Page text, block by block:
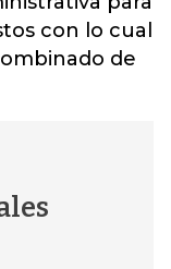
con lo cual
de